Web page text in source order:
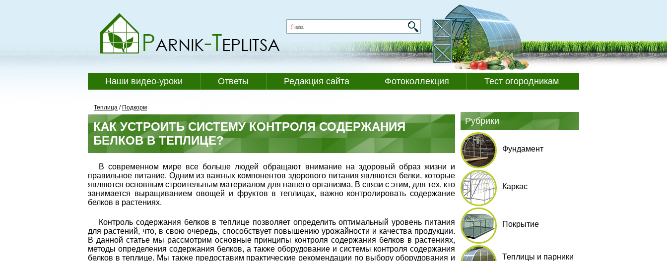
Наши видео-уроки Ответы Редакция сайта Фотоколлекция Тест огородникам
Теплица / Подкорм
КАК УСТРОИТЬ СИСТЕМУ КОНТРОЛЯ СОДЕРЖАНИЯ
БЕЛКОВ В ТЕПЛИЦЕ?
В современном мире все больше людей обращают внимание на здоровый образ жизни и
правильное питание. Одним из важных компонентов здорового питания являются белки, которые
являются основным строительным материалом для нашего организма. В связи с этим, для тех, кто
занимается выращиванием овощей и фруктов в теплицах, важно контролировать содержание
белков в растениях.
Контроль содержания белков в теплице позволяет определить оптимальный уровень питания
для растений, что, в свою очередь, способствует повышению урожайности и качества продукции.
В данной статье мы рассмотрим основные принципы контроля содержания белков в растениях,
методы определения содержания белков, а также оборудование и системы контроля содержания
белков в теплице. Мы также предоставим практические рекомендации по выбору оборудования и
Рубрики
Фундамент
Каркас
Покрытие
Теплицы и парники